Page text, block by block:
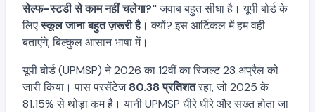
सेल्फ-स्टडी से काम नहीं चलेगा?"जवाब बहुत सीधा है। यूपी बोर्ड के
लिएस्कूल जाना बहुत ज़रूरी है। क्यों? इस आर्टिकल में हम वही
बताएंगे, बिल्कुल आसान भाषा में।
यूपी बोर्ड (UPMSP) ने 2026 का 12वीं का रिजल्ट 23 अप्रैल को
जारी किया। पास परसेंटेज80.38 प्रतिशतरहा, जो 2025 के
81.15% से थोड़ा कम है। यानी UPMSP धीरे धीरे और सख्त होता जा